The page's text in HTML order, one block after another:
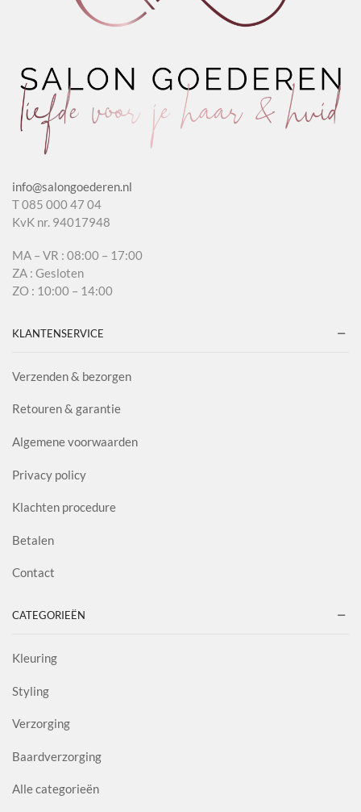
info@salongoederen.nl
T 085 000 47 04
KvK nr. 94017948
MA – VR : 08:00 – 17:00
ZA : Gesloten
ZO : 10:00 – 14:00
KLANTENSERVICE
Verzenden & bezorgen
Retouren & garantie
Algemene voorwaarden
Privacy policy
Klachten procedure
Betalen
Contact
CATEGORIEËN
Kleuring
Styling
Verzorging
Baardverzorging
Alle categorieën